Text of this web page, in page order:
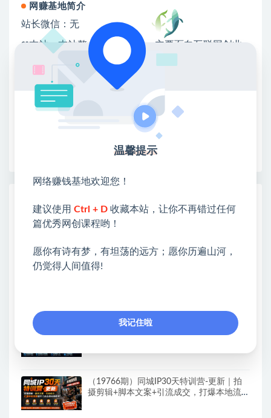
网赚基地简介
站长微信：无
❤本站：本站整合多方资源站，主要面向互联网创业
类&副业类，资源丰富 物超所值。
❤能助您：找项目 + 低成本创业 + 减少信息差 + 见识
各种项目 + 提升网创认知。
❤本站为众多团队提供了重要价值，也为众多创业者
开启网络之门，广受好评！
❤如果您也依存于互联网，欢迎加入本站会员，将尽
早为您提供丰盛价值。祝您前程似锦！
（19769期）AI CodeX实战课｜
目落地全教程
（19767期）2026抖店运营新课｜8月更新
（19766期）同城IP30天特训营-更新｜拍
摄剪辑+脚本文案+引流成交，打爆本地流量
温馨提示
网络赚钱基地欢迎您！
建议使用 Ctrl + D 收藏本站，让你不再错过任何
篇优秀网创课程哟！
愿你有诗有梦，有坦荡的远方；愿你历遍山河，
仍觉得人间值得!
我记住啦